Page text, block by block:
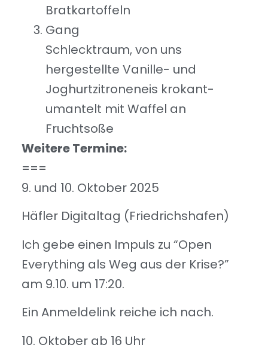
Bratkartoffeln
Gang
Schlecktraum, von uns
hergestellte Vanille- und
Joghurtzitroneneis krokant-
umantelt mit Waffel an
Fruchtsoße
Weitere Termine:
===
9. und 10. Oktober 2025
Häfler Digitaltag (Friedrichshafen)
Ich gebe einen Impuls zu “Open
Everything als Weg aus der Krise?”
am 9.10. um 17:20.
Ein Anmeldelink reiche ich nach.
10. Oktober ab 16 Uhr